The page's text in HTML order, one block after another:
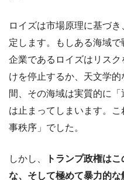
ロイズは市場原理に基づ
定します。もしある海域
企業であるロイズはリス
けを停止するか、天文学
間、その海域は実質的に
は止まってしまいます。
事秩序」でした。
しかし、
トランプ政権は
な、そして極めて暴力的